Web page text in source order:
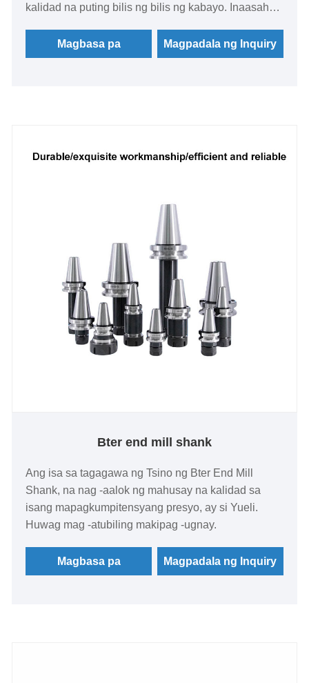
kalidad na puting bilis ng bilis ng kabayo. Inaasahan
Magbasa pa
Magpadala ng Inquiry
Bter end mill shank
Ang isa sa tagagawa ng Tsino ng Bter End Mill
Shank, na nag -aalok ng mahusay na kalidad sa
isang mapagkumpitensyang presyo, ay si Yueli.
Huwag mag -atubiling makipag -ugnay.
Magbasa pa Magpadala ng Inquiry